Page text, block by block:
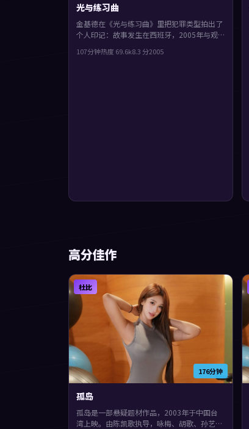
光与练习曲
金基德在《光与练习曲》里把犯罪类型拍出了
个人印记：故事发生在西班牙，2005年与观
像戏份饱满，配角也有完整弧光，观感紧凑，
107分钟热度 69.6k8.3 分2005
高分佳作
176分钟
杜比
孤岛
孤岛是一部悬疑题材作品，2003年于中国台
湾上映。由陈凯歌执导，咏梅、胡歌、孙艺珍